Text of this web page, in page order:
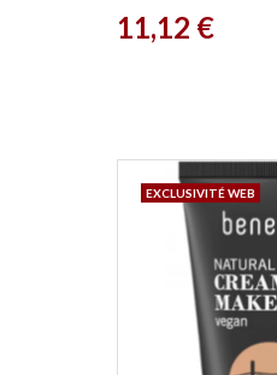
Prix
11,12 €
EXCLUSIVITÉ WEB